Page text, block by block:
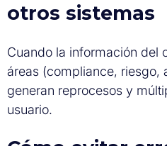
otros sistemas
Cuando la información del
áreas (compliance, riesgo,
generan reprocesos y
usuario.